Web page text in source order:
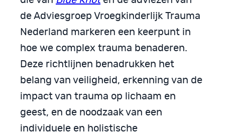
de Adviesgroep Vroegkinderlijk Trauma
Nederland markeren een keerpunt in
hoe we complex trauma benaderen.
Deze richtlijnen benadrukken het
belang van veiligheid, erkenning van de
impact van trauma op lichaam en
geest, en de noodzaak van een
individuele en holistische